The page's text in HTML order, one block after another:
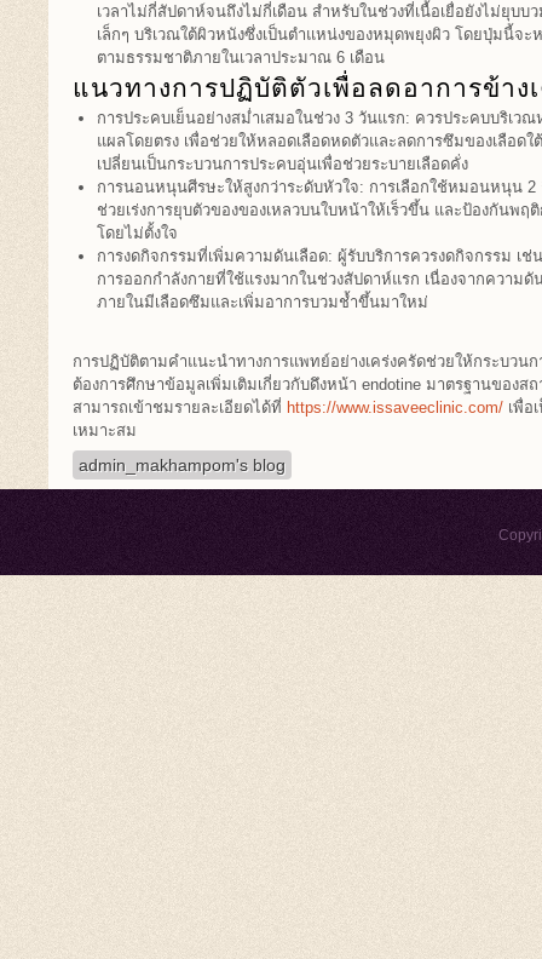
เวลาไม่กี่สัปดาห์จนถึงไม่กี่เดือน สำหรับในช่วงที่เนื้อเยื่อยังไม่ยุบ
เล็กๆ บริเวณใต้ผิวหนังซึ่งเป็นตำแหน่งของหมุดพยุงผิว โดยปุ่มนี้จะ
ตามธรรมชาติภายในเวลาประมาณ 6 เดือน
แนวทางการปฏิบัติตัวเพื่อลดอาการข้าง
การประคบเย็นอย่างสม่ำเสมอในช่วง 3 วันแรก: ควรประคบบริเว
แผลโดยตรง เพื่อช่วยให้หลอดเลือดหดตัวและลดการซึมของเลือด
เปลี่ยนเป็นกระบวนการประคบอุ่นเพื่อช่วยระบายเลือดคั่ง
การนอนหนุนศีรษะให้สูงกว่าระดับหัวใจ: การเลือกใช้หมอนหนุน 2
ช่วยเร่งการยุบตัวของของเหลวบนใบหน้าให้เร็วขึ้น และป้องกันพ
โดยไม่ตั้งใจ
การงดกิจกรรมที่เพิ่มความดันเลือด: ผู้รับบริการควรงดกิจกรรม เ
การออกกำลังกายที่ใช้แรงมากในช่วงสัปดาห์แรก เนื่องจากความ
ภายในมีเลือดซึมและเพิ่มอาการบวมช้ำขึ้นมาใหม่
การปฏิบัติตามคำแนะนำทางการแพทย์อย่างเคร่งครัดช่วยให้กระบวน
ต้องการศึกษาข้อมูลเพิ่มเติมเกี่ยวกับดึงหน้า endotine มาตรฐานของ
สามารถเข้าชมรายละเอียดได้ที่ https://www.issaveeclinic.com/ เพื่อ
เหมาะสม
admin_makhampom's blog